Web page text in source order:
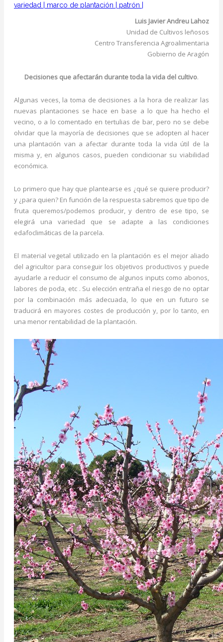
variedad | marco de plantación | patrón |
Luis Javier Andreu Lahoz
Unidad de Cultivos leñosos
Centro Transferencia Agroalimentaria
Gobierno de Aragón
Decisiones que afectarán durante toda la vida del cultivo.
Algunas veces, la toma de decisiones a la hora de realizar las
nuevas plantaciones se hace en base a lo que ha hecho el
vecino, o a lo comentado en tertulias de bar, pero no se debe
olvidar que la mayoría de decisiones que se adopten al hacer
una plantación van a afectar durante toda la vida útil de la
misma y, en algunos casos, pueden condicionar su viabilidad
económica.
Lo primero que hay que plantearse es ¿qué se quiere producir?
y ¿para quien? En función de la respuesta sabremos que tipo de
fruta queremos/podemos producir, y dentro de ese tipo, se
elegirá una variedad que se adapte a las condiciones
edafoclimáticas de la parcela.
El material vegetal utilizado en la plantación es el mejor aliado
del agricultor para conseguir los objetivos productivos y puede
ayudarle a reducir el consumo de algunos inputs como abonos,
labores de poda, etc . Su elección entraña el riesgo de no optar
por la combinación más adecuada, lo que en un futuro se
traducirá en mayores costes de producción y, por lo tanto, en
una menor rentabilidad de la plantación.